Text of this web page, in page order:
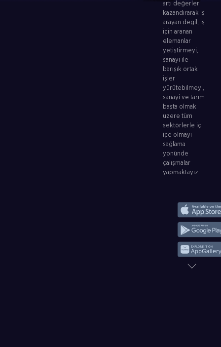
artı değerler
kazandırarak iş
arayan değil, iş
için aranan
elemanlar
yetiştirmeyi,
sanayi ile
barışık ortak
işler
yürütebilmeyi,
sanayi ve tarım
başta olmak
üzere tüm
sektörlerle iç
içe olmayı
sağlama
yönünde
çalışmalar
yapmaktayız.